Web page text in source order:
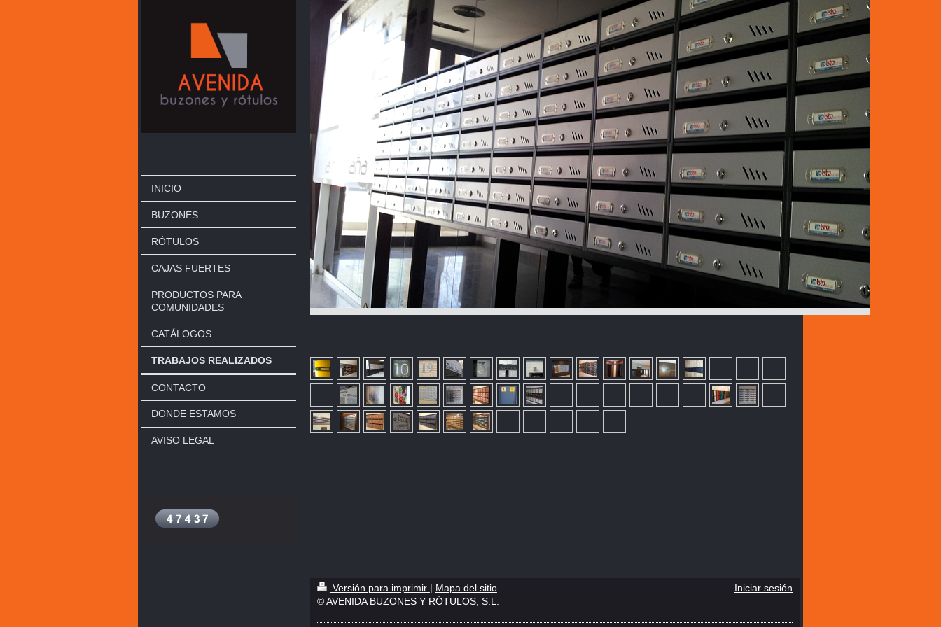
INICIO
BUZONES
RÓTULOS
CAJAS FUERTES
PRODUCTOS PARA
COMUNIDADES
CATÁLOGOS
TRABAJOS REALIZADOS
CONTACTO
DONDE ESTAMOS
AVISO LEGAL
Versión para imprimir | Mapa del sitio
© AVENIDA BUZONES Y RÓTULOS, S.L.
Iniciar sesión